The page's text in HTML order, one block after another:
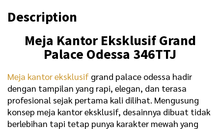
Description
Meja Kantor Eksklusif Grand
Palace Odessa 346TTJ
Meja kantor eksklusif grand palace odessa hadir
dengan tampilan yang rapi, elegan, dan terasa
profesional sejak pertama kali dilihat. Mengusung
konsep meja kantor eksklusif, desainnya dibuat tidak
berlebihan tapi tetap punya karakter mewah yang